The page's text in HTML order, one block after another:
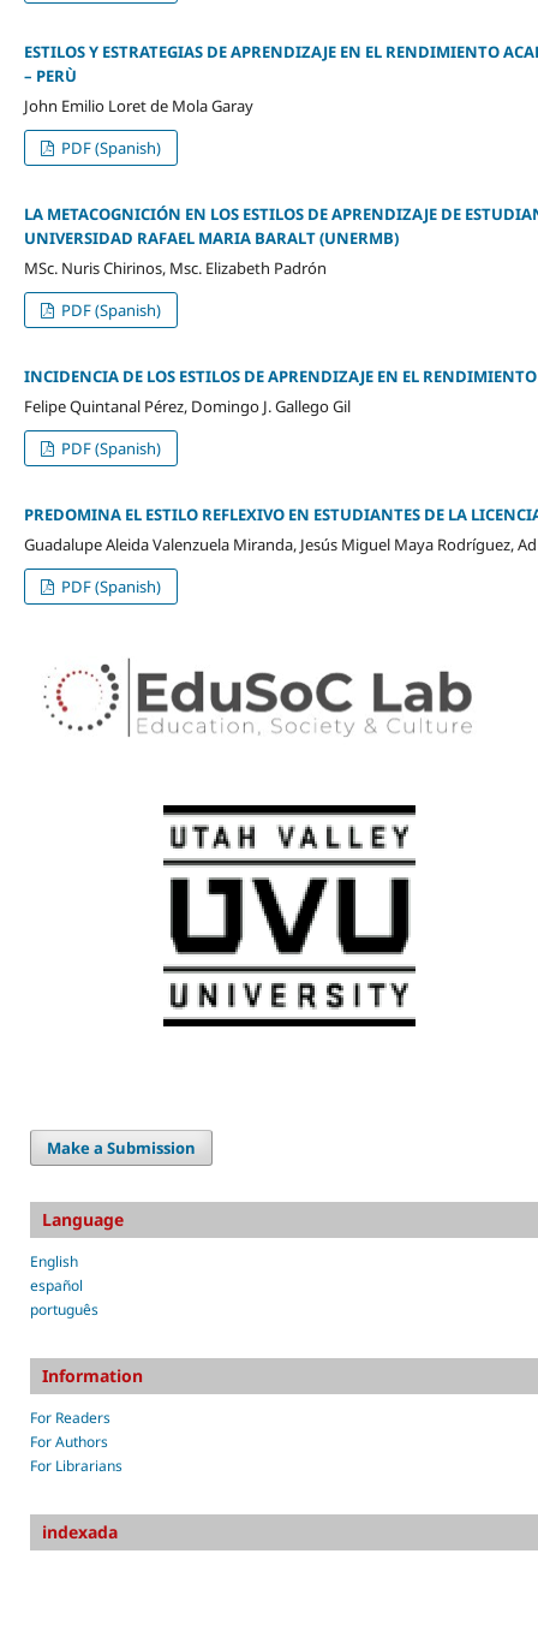
ESTILOS Y ESTRATEGIAS DE APRENDIZAJE EN EL RENDIMIENTO
– PERÙ
John Emilio Loret de Mola Garay
PDF (Spanish)
LA METACOGNICIÓN EN LOS ESTILOS DE APRENDIZAJE DE
UNIVERSIDAD RAFAEL MARIA BARALT (UNERMB)
MSc. Nuris Chirinos, Msc. Elizabeth Padrón
PDF (Spanish)
INCIDENCIA DE LOS ESTILOS DE APRENDIZAJE EN EL
Felipe Quintanal Pérez, Domingo J. Gallego Gil
PDF (Spanish)
PREDOMINA EL ESTILO REFLEXIVO EN ESTUDIANTES DE LA
Guadalupe Aleida Valenzuela Miranda, Jesús Miguel Maya Rodríguez,
PDF (Spanish)
Make a Submission
Language
English
español
português
Information
For Readers
For Authors
For Librarians
indexada